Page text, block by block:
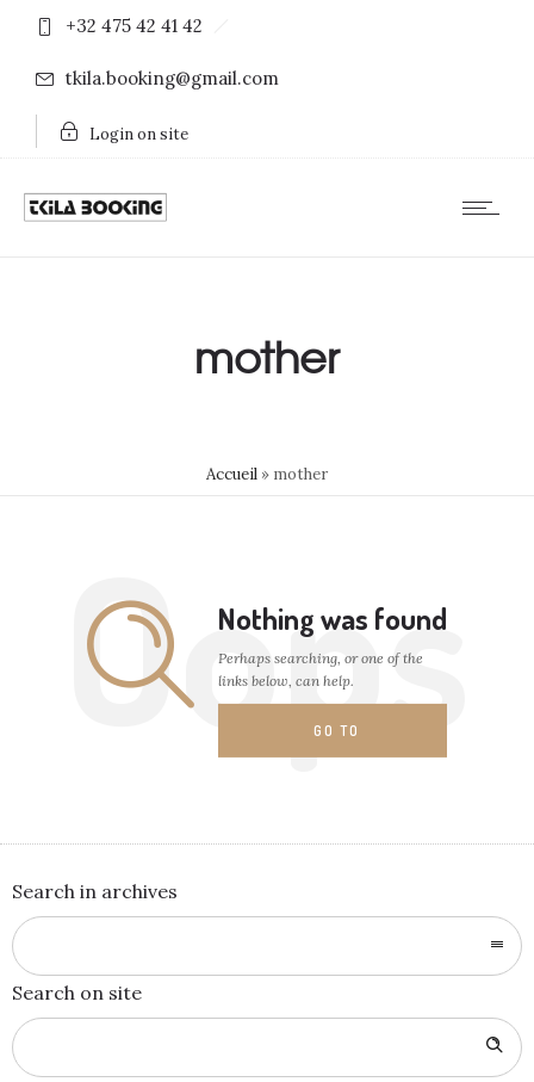
+32 475 42 41 42
tkila.booking@gmail.com
Login on site
mother
Accueil » mother
Oops
Nothing was found
Perhaps searching, or one of the
links below, can help.
GO TO
Search in archives
Search on site